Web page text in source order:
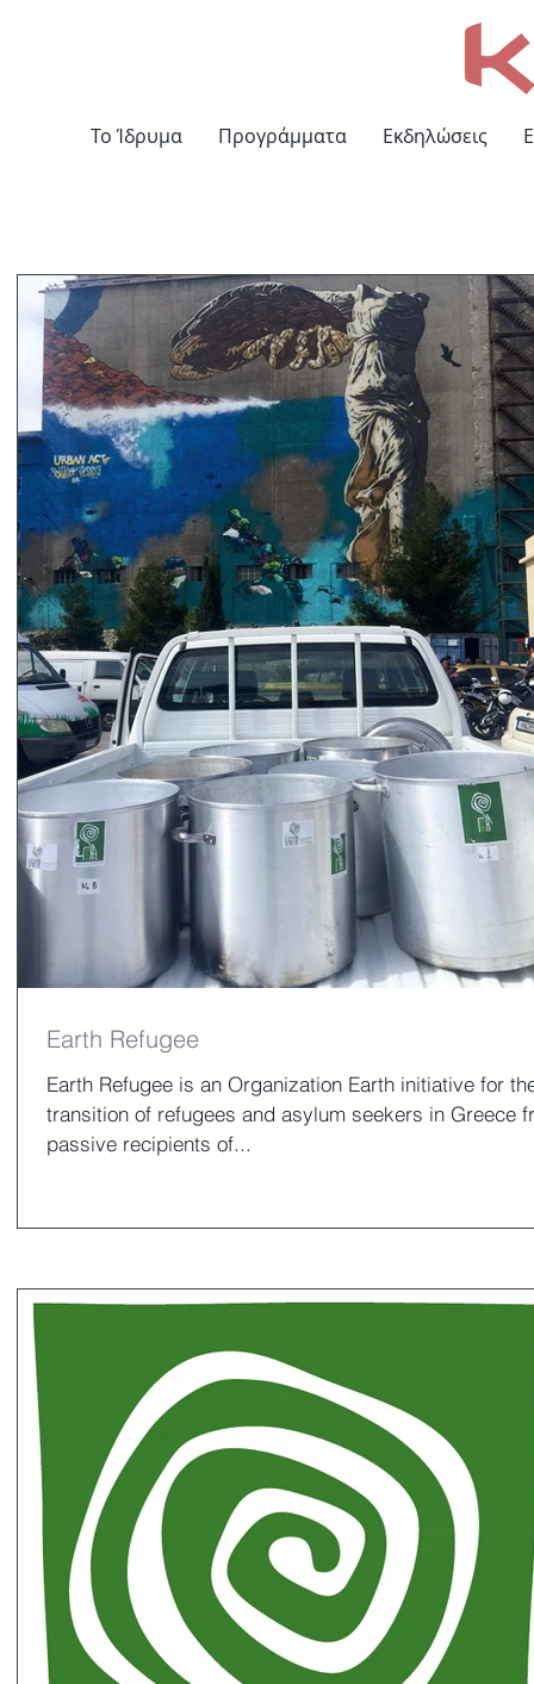
Το Ίδρυμα Προγράμματα Εκδηλώσεις
Earth Refugee
Earth Refugee is an Organization Earth initiative for
transition of refugees and asylum seekers in Greece
passive recipients of...